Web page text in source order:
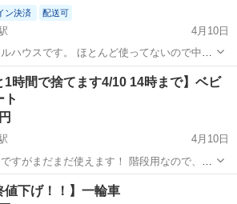
ン決済 配送可
4月10日
ハウスです。 ほとんど使ってないので中身
いていたのをバラした時に、全ての部品は
。 片付ける前に写真を撮り忘れてしまったの
いですが、...
城駅 子供用品 ドールハウス
1時間で捨てます4/10 14時まで】ベビ
ト
4月10日
すがまだまだ使えます！ 階段用なので、ゲ
品も全て揃っています。 一部、写真のよう
あるものもありますが、壁紙へのめり込み
城駅 ベビー用品 ベビーゲート
値下げ！！】一輪車